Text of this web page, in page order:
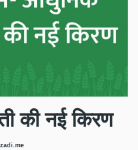
की नई किरण